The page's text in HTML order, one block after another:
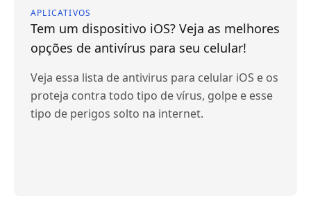
APLICATIVOS
Tem um dispositivo iOS? Veja as melhores
opções de antivírus para seu celular!
Veja essa lista de antivirus para celular iOS e os
proteja contra todo tipo de vírus, golpe e esse
tipo de perigos solto na internet.